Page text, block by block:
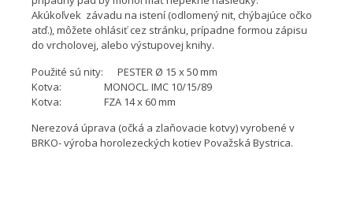
Akúkoľvek závadu na istení (odlomený nit, chýbajúce očko
atď.), môžete ohlásiť cez stránku, prípadne formou zápisu
do vrcholovej, alebo výstupovej knihy.
Použité sú nity: PESTER Ø 15 x 50 mm
Kotva: MONOCL. IMC 10/15/89
Kotva: FZA 14 x 60 mm
Nerezová úprava (očká a zlaňovacie kotvy) vyrobené v
BRKO- výroba horolezeckých kotiev Považská Bystrica.